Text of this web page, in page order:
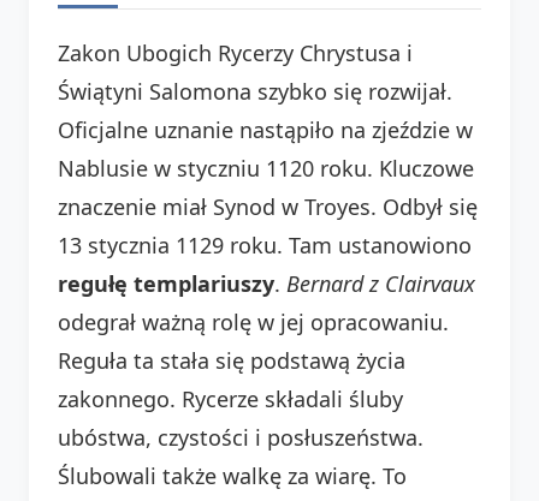
Zakon Ubogich Rycerzy Chrystusa i
Świątyni Salomona szybko się rozwijał.
Oficjalne uznanie nastąpiło na zjeździe w
Nablusie w styczniu 1120 roku. Kluczowe
znaczenie miał Synod w Troyes. Odbył się
13 stycznia 1129 roku. Tam ustanowiono
regułę templariuszy. Bernard z Clairvaux
odegrał ważną rolę w jej opracowaniu.
Reguła ta stała się podstawą życia
zakonnego. Rycerze składali śluby
ubóstwa, czystości i posłuszeństwa.
Ślubowali także walkę za wiarę. To